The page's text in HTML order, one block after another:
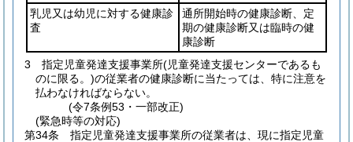
乳児又は幼児に対する健康診
査
通所開始時の健康診断、定
期の健康診断又は臨時の健
康診断
3
指定児童発達支援事業所(児童発達支援センターであるも
のに限る。)の従業者の健康診断に当たっては、特に注意を
払わなければならない。
(令7条例53・一部改正)
(緊急時等の対応)
第34条
指定児童発達支援事業所の従業者は、現に指定児童